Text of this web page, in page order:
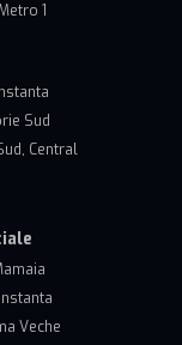
1
Sud
Central
Veche